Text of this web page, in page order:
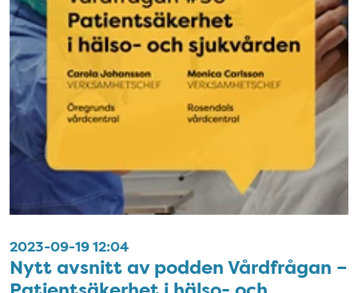
2023-09-19 12:04
Nytt avsnitt av podden Vårdfrågan –